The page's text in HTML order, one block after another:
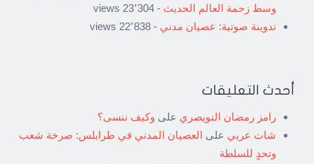
وسط زحمة العالم الحديث - 23٬304 views
تدوينة صوتية: عصيان مدني - 22٬838 views
أحدث التعليقات
رامز رمضان النويصري على وكيف ننسى؟
شات عربي على العصيان المدني في طرابلس: صرخة شعب
وتحدٍ للسلطة